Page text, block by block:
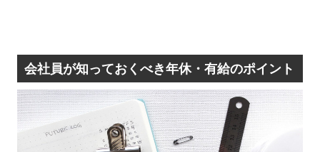
会社員が知っておくべき年休・有給のポイント